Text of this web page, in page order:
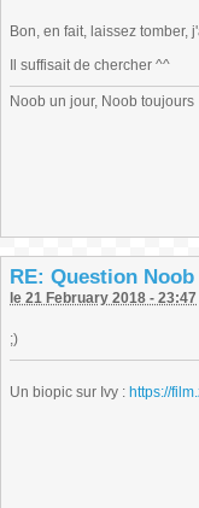
Bon, en fait, laissez tomber,
Il suffisait de chercher ^^
Noob un jour, Noob toujours
RE: Question Noob
le 21 February 2018 - 23:47
;)
Un biopic sur Ivy : https://